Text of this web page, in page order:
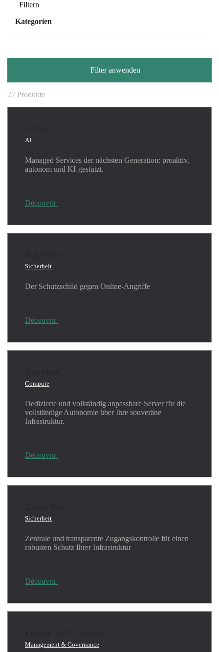
Filtern
Kategorien
Filter anwenden
27 Produkte
AI
Managed Services der nächsten Generation: proaktiv,
autonom und KI-gestützt.
Découvrir
Sicherheit
Der Schutzschild gegen Online-Angriffe
Découvrir
Compute
Dedizierte und vollständig anpassbare Server für die
vollständige Autonomie über Ihre souveräne
Infrastruktur.
Découvrir
Sicherheit
Zentrale und transparente Zugangskontrolle für einen
robusten Schutz Ihrer Infrastruktur
Découvrir
Management & Governance